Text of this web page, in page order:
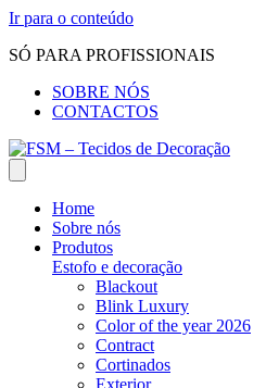
Ir para o conteúdo
SÓ PARA PROFISSIONAIS
SOBRE NÓS
CONTACTOS
Home
Sobre nós
Produtos
Estofo e decoração
Blackout
Blink Luxury
Color of the year 2026
Contract
Cortinados
Exterior